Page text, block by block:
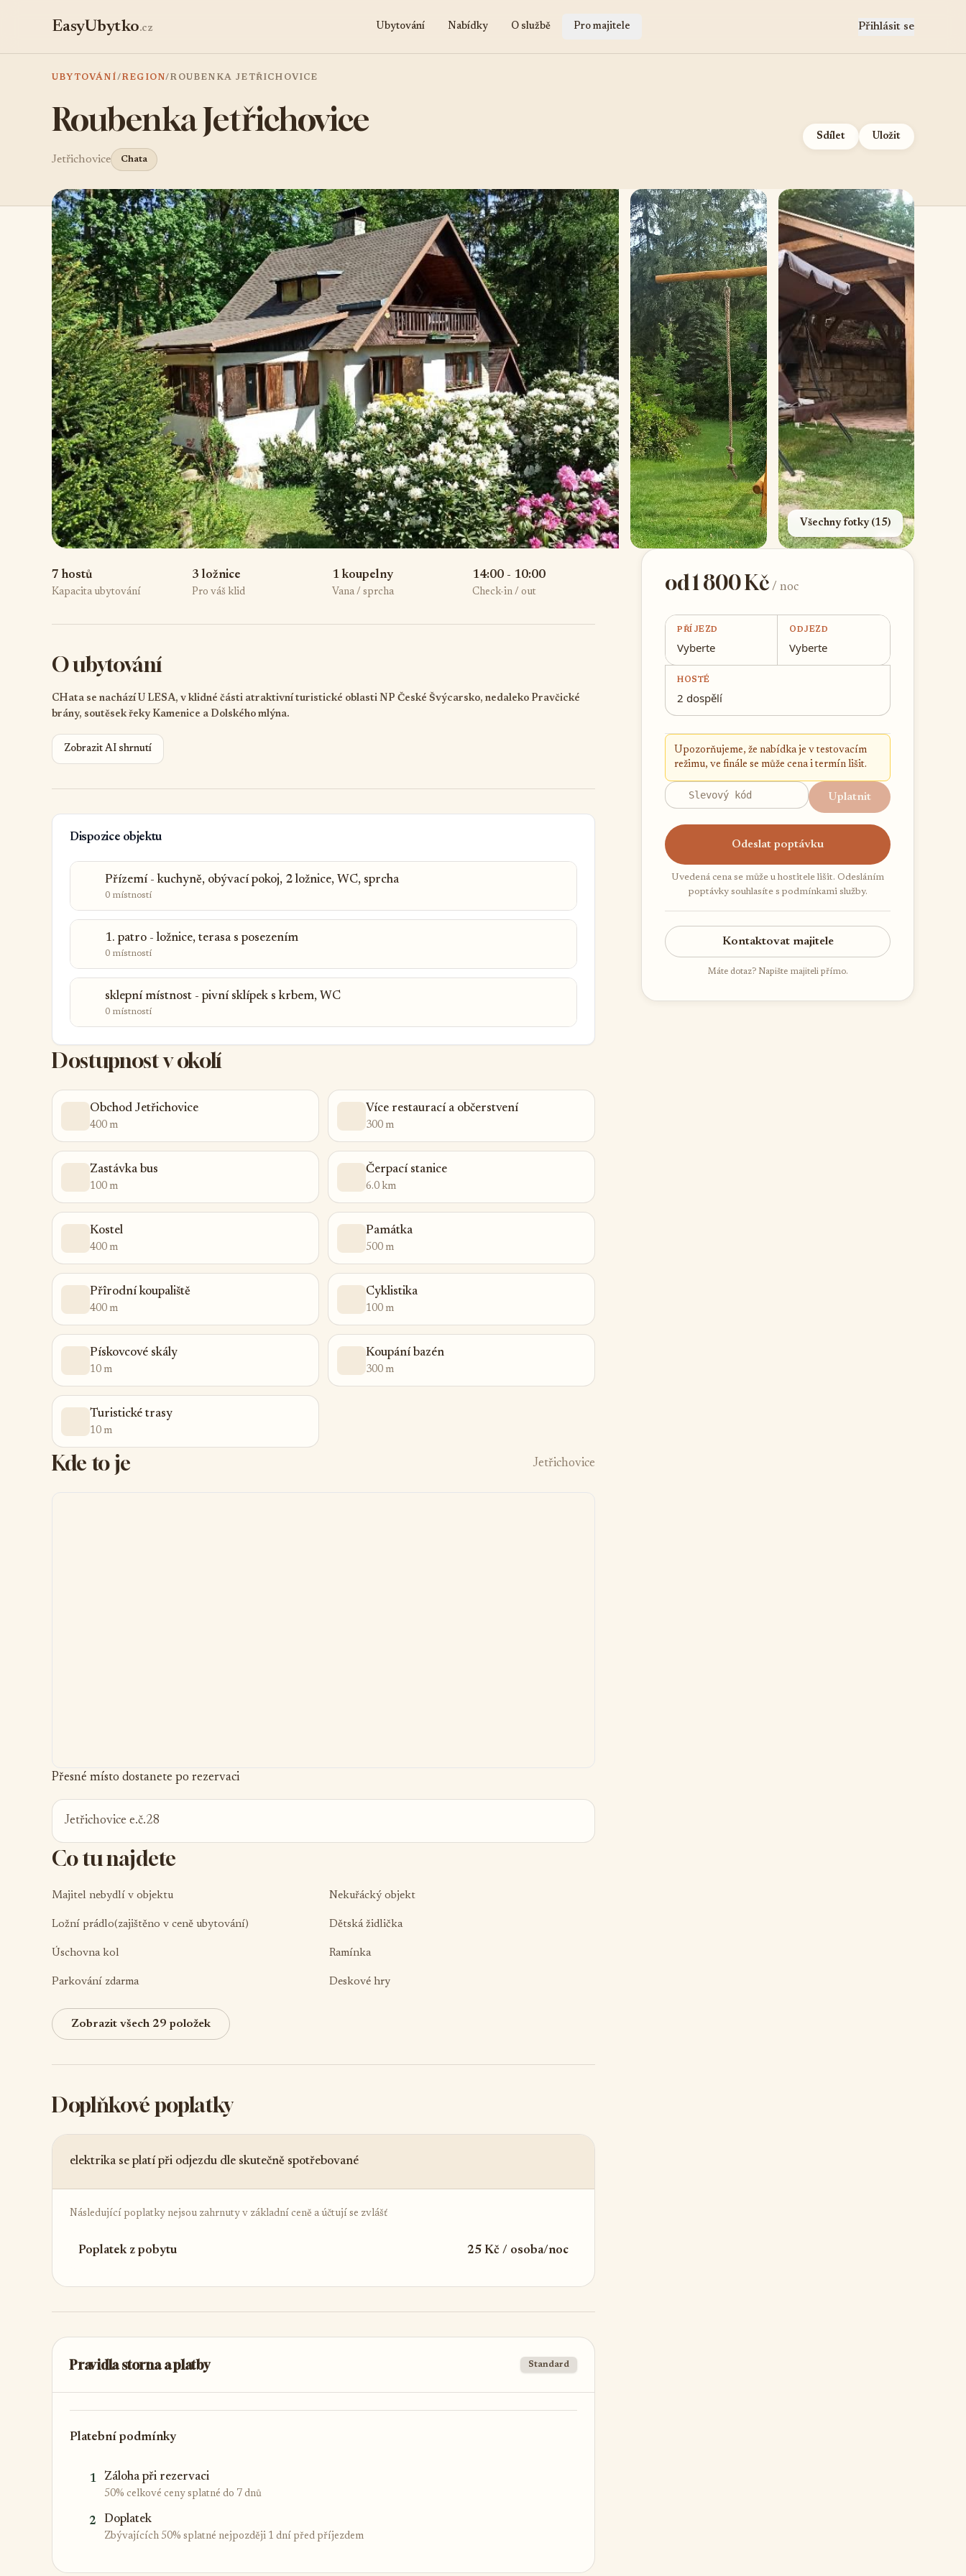
EasyUbytko.cz Ubytování Nabídky O službě Pro majitele Přihlásit se
UBYTOVÁNÍ/REGION/ROUBENKA JETŘICHOVICE
Roubenka Jetřichovice
Jetřichovice Chata
Sdílet Uložit
Všechny fotky (15)
7 hostů
Kapacita ubytování
3 ložnice
Pro váš klid
1 koupelny
Vana / sprcha
14:00 - 10:00
Check-in / out
O ubytování
CHata se nachází U LESA, v klidné části atraktivní turistické oblasti NP České Švýcarsko, nedaleko Pravčické
brány, soutěsek řeky Kamenice a Dolského mlýna.
Zobrazit AI shrnutí
Dispozice objektu
Přízemí - kuchyně, obývací pokoj, 2 ložnice, WC, sprcha
0 místností
1. patro - ložnice, terasa s posezením
0 místností
sklepní místnost - pivní sklípek s krbem, WC
0 místností
Dostupnost v okolí
Obchod Jetřichovice
400 m
Více restaurací a občerstvení
300 m
Zastávka bus
100 m
Čerpací stanice
6.0 km
Kostel
400 m
Památka
500 m
Přîrodní koupaliště
400 m
Cyklistika
100 m
Pískovcové skály
10 m
Koupání bazén
300 m
Turistické trasy
10 m
Kde to je Jetřichovice
Přesné místo dostanete po rezervaci
Jetřichovice e.č.28
Co tu najdete
Majitel nebydlí v objektu Nekuřácký objekt
Ložní prádlo(zajištěno v ceně ubytování) Dětská židlička
Úschovna kol Ramínka
Parkování zdarma Deskové hry
Zobrazit všech 29 položek
Doplňkové poplatky
elektrika se platí při odjezdu dle skutečně spotřebované
Následující poplatky nejsou zahrnuty v základní ceně a účtují se zvlášť
Poplatek z pobytu 25 Kč / osoba/noc
Pravidla storna a platby Standard
Platební podmínky
1 Záloha při rezervaci
50% celkové ceny splatné do 7 dnů
2 Doplatek
Zbývajících 50% splatné nejpozději 1 dní před příjezdem
od 1 800 Kč/ noc
PŘÍJEZD
Vyberte
ODJEZD
Vyberte
HOSTÉ
2 dospělí
Upozorňujeme, že nabídka je v testovacím
režimu, ve finále se může cena i termín lišit.
Uplatnit
Odeslat poptávku
Uvedená cena se může u hostitele lišit. Odesláním
poptávky souhlasíte s podmínkami služby.
Kontaktovat majitele
Máte dotaz? Napište majiteli přímo.